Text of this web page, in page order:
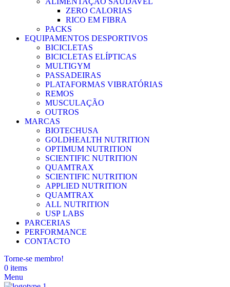
ZERO CALORIAS
RICO EM FIBRA
PACKS
EQUIPAMENTOS DESPORTIVOS
BICICLETAS
BICICLETAS ELÍPTICAS
MULTIGYM
PASSADEIRAS
PLATAFORMAS VIBRATÓRIAS
REMOS
MUSCULAÇÃO
OUTROS
MARCAS
BIOTECHUSA
GOLDHEALTH NUTRITION
OPTIMUM NUTRITION
SCIENTIFIC NUTRITION
QUAMTRAX
SCIENTIFIC NUTRITION
APPLIED NUTRITION
QUAMTRAX
ALL NUTRITION
USP LABS
PARCERIAS
PERFORMANCE
CONTACTO
Torne-se membro!
0 items
Menu